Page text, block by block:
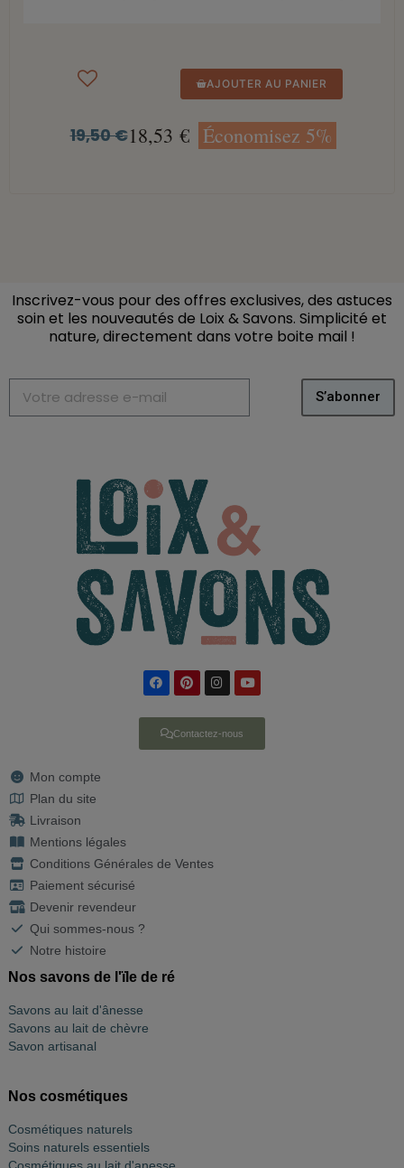
AJOUTER AU PANIER
19,50 €18,53 € Économisez 5%
Inscrivez-vous pour des offres exclusives, des astuces
soin et les nouveautés de Loix & Savons. Simplicité et
nature, directement dans votre boite mail !
S’abonner
Contactez-nous
Mon compte
Plan du site
Livraison
Mentions légales
Conditions Générales de Ventes
Paiement sécurisé
Devenir revendeur
Qui sommes-nous ?
Notre histoire
Nos savons de l'ïle de ré
Savons au lait d'ânesse
Savons au lait de chèvre
Savon artisanal
Nos cosmétiques
Cosmétiques naturels
Soins naturels essentiels